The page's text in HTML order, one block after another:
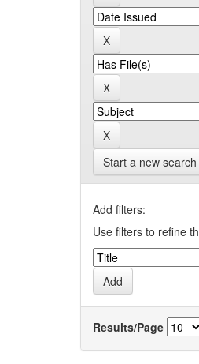
Start a new search
Add filters:
Use filters to refine
Results/Page